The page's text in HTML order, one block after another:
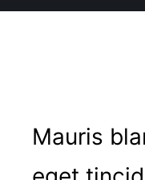
Mauris